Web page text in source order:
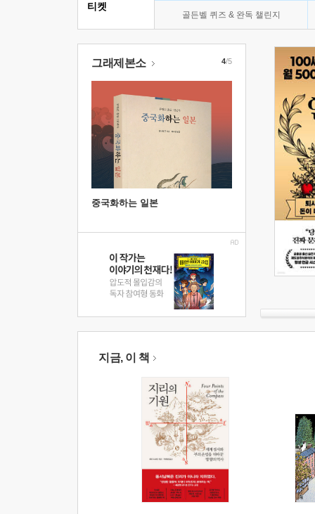
골든벨 퀴즈 & 완독 챌린지
티켓
그래제본소
중국화하는 일본
4/5
지금, 이 책